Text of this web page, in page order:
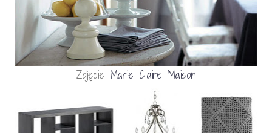
Zdjęcie Marie Claire Maison